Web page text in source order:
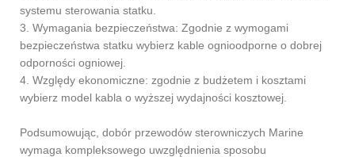
systemu sterowania statku.
3. Wymagania bezpieczeństwa: Zgodnie z wymogami
bezpieczeństwa statku wybierz kable ognioodporne o dobrej
odporności ogniowej.
4. Względy ekonomiczne: zgodnie z budżetem i kosztami
wybierz model kabla o wyższej wydajności kosztowej.
Podsumowując, dobór przewodów sterowniczych Marine
wymaga kompleksowego uwzględnienia sposobu